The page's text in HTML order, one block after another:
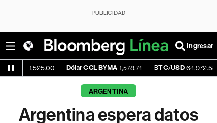
PUBLICIDAD
Ingresar
Dólar CCL BYMA 1,578.74 BTC/USD 64,972.53
ARGENTINA
Argentina espera datos